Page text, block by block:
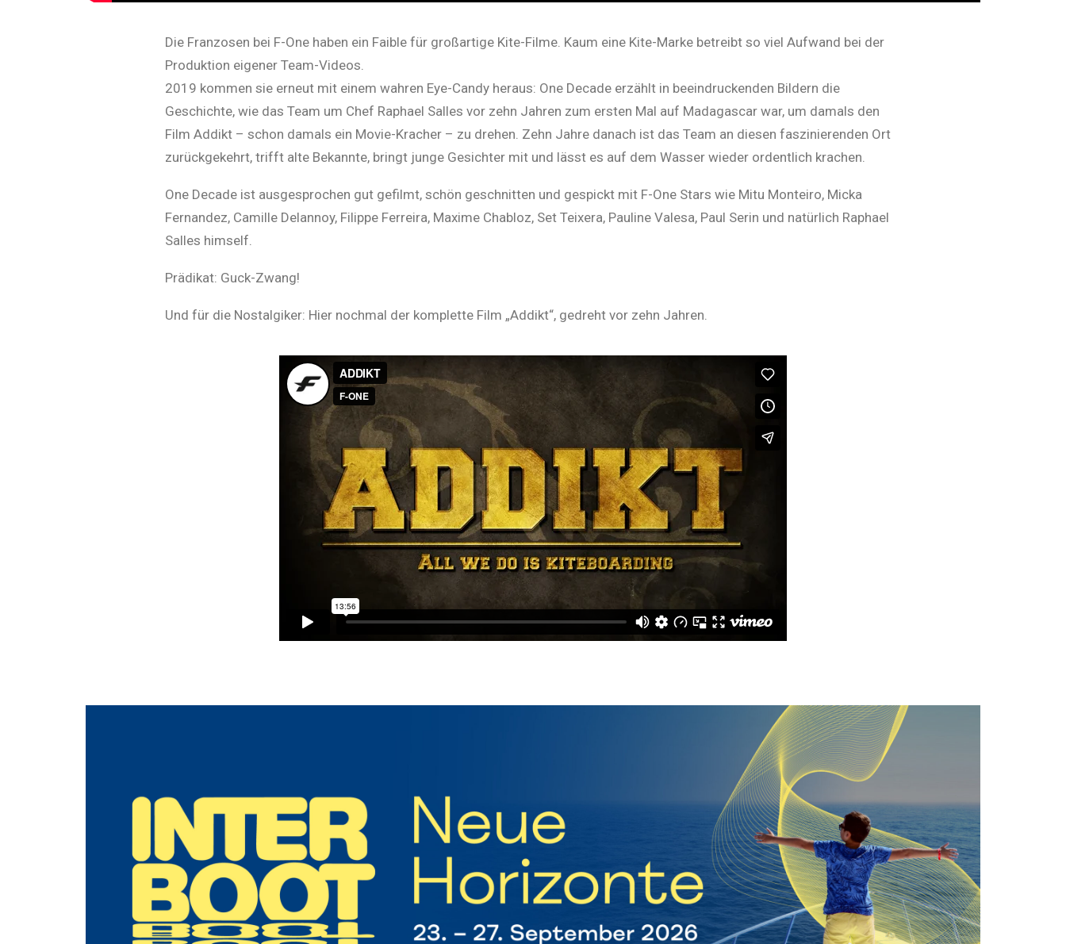
Die Franzosen bei F-One haben ein Faible für großartige Kite-Filme. Kaum eine Kite-Marke betreibt so viel Aufwand bei der
Produktion eigener Team-Videos.
2019 kommen sie erneut mit einem wahren Eye-Candy heraus: One Decade erzählt in beeindruckenden Bildern die
Geschichte, wie das Team um Chef Raphael Salles vor zehn Jahren zum ersten Mal auf Madagascar war, um damals den
Film Addikt – schon damals ein Movie-Kracher – zu drehen. Zehn Jahre danach ist das Team an diesen faszinierenden Ort
zurückgekehrt, trifft alte Bekannte, bringt junge Gesichter mit und lässt es auf dem Wasser wieder ordentlich krachen.
One Decade ist ausgesprochen gut gefilmt, schön geschnitten und gespickt mit F-One Stars wie Mitu Monteiro, Micka
Fernandez, Camille Delannoy, Filippe Ferreira, Maxime Chabloz, Set Teixera, Pauline Valesa, Paul Serin und natürlich Raphael
Salles himself.
Prädikat: Guck-Zwang!
Und für die Nostalgiker: Hier nochmal der komplette Film „Addikt“, gedreht vor zehn Jahren.